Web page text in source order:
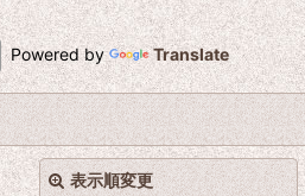
Powered by Translate
表示順変更 閉じる